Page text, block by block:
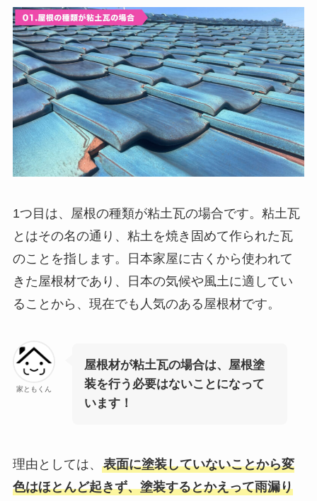
1つ目は、屋根の種類が粘土瓦の場合です。粘土瓦
とはその名の通り、粘土を焼き固めて作られた瓦
のことを指します。日本家屋に古くから使われて
きた屋根材であり、日本の気候や風土に適してい
ることから、現在でも人気のある屋根材です。
家ともくん
屋根材が粘土瓦の場合は、屋根塗
装を行う必要はないことになって
います！
理由としては、 表面に塗装していないことから変
色はほとんど起きず、塗装するとかえって雨漏り